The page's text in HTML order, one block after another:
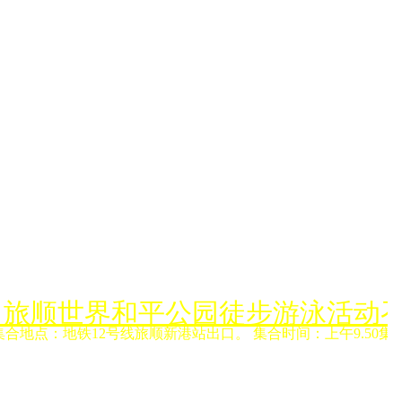
顺世界和平公园徒步游泳活动
地点：地铁12号线旅顺新港站出口。 集合时间：上午9.50集